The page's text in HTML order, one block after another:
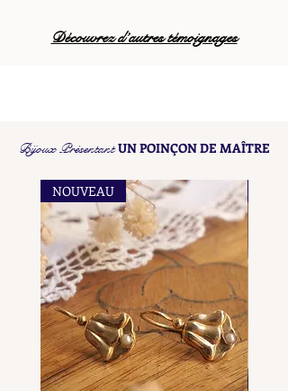
Découvrez d’autres témoignages
Bijoux PrésentantUN POINÇON DE MAÎTRE
NOUVEAU